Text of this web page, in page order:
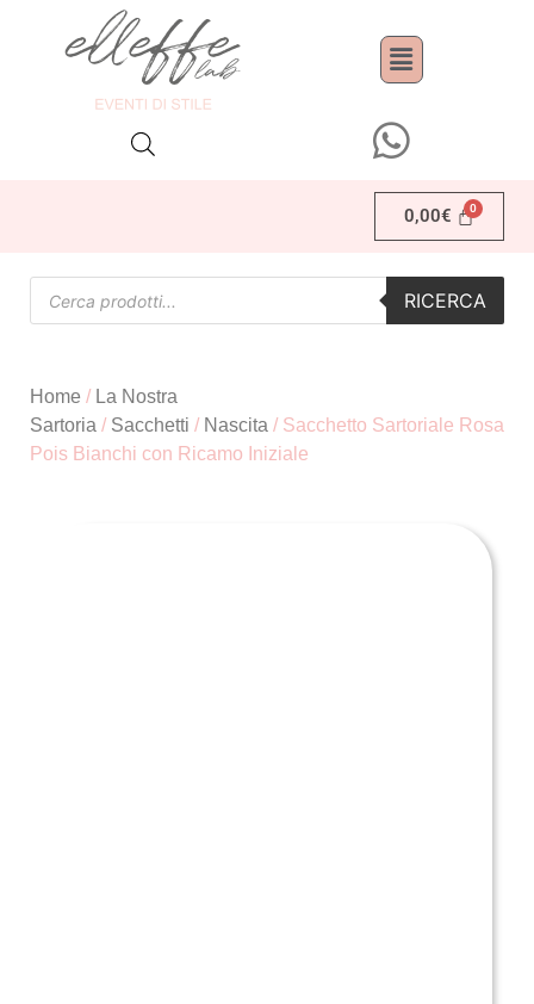
0,00€
RICERCA
Home / La Nostra
Sartoria / Sacchetti / Nascita / Sacchetto Sartoriale Rosa
Pois Bianchi con Ricamo Iniziale